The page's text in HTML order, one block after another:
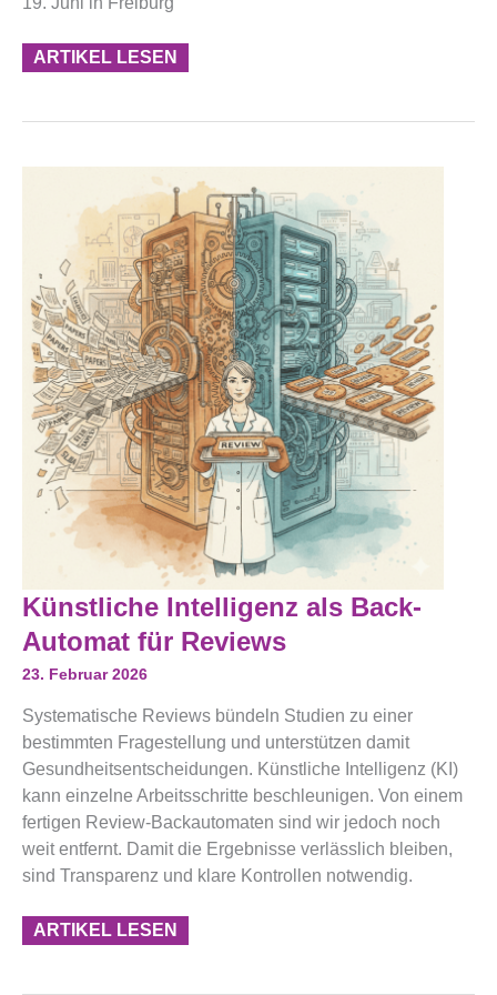
ARTIKEL LESEN
Künstliche Intelligenz als Back-
Automat für Reviews
23. Februar 2026
Systematische Reviews bündeln Studien zu einer
bestimmten Fragestellung und unterstützen damit
Gesundheitsentscheidungen. Künstliche Intelligenz (KI)
kann einzelne Arbeitsschritte beschleunigen. Von einem
fertigen Review-Backautomaten sind wir jedoch noch
weit entfernt. Damit die Ergebnisse verlässlich bleiben,
sind Transparenz und klare Kontrollen notwendig.
Künstliche
Intelligenz
Als
Back-
Automat
Für
ARTIKEL LESEN